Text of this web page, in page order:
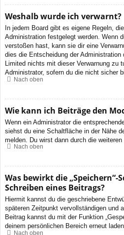
Weshalb wurde ich verwarnt?
In jedem Board gibt es eigene Regeln,
Administration festgelegt werden. Wenn
verstoßen hast, kann sie dir eine
dies die Entscheidung der
Limited nichts mit dieser Verwarnung zu
Administrator, sofern du die nicht sicher
Nach oben
Wie kann ich Beiträge den
Wenn ein Administrator die
siehst du eine Schaltfläche in der Nähe
melden. Du wirst dann durch die weiteren
Nach oben
Was bewirkt die „Speichern“-
Schreiben eines Beitrags?
Hiermit kannst du die geschriebene
späteren Zeitpunkt vervollständigen und
Beitrag kannst du mit der Funktion
deinem persönlichen Bereich erneut
Nach oben